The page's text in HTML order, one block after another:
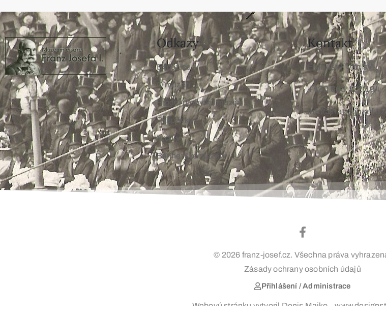
Odkazy
Expozice
O muzeu
Prodej přebytků muzea
Příspěvky
Archiv
Bannery ke stažení
Kontakt
František Václav
+420 603 172 194
info@franz-josef.cz
© 2026 franz-josef.cz. Všechna práva
Zásady ochrany osobních údajů
Přihlášení / Administrace
Webovú stránku vytvoril Denis Majko –